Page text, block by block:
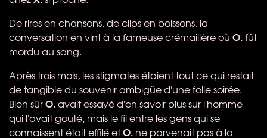
De rires en chansons, de clips en boissons, la
conversation en vint à la fameuse crémaillère où O.fût
mordu au sang.
Après trois mois, les stigmates étaient tout ce qui restait
de tangible du souvenir ambigüe d'une folle soirée.
Bien sûrO.avait essayé d'en savoir plus sur l'homme
qui l'avait gouté, mais le fil entre les gens qui se
connaissent était effilé etO. ne parvenait pas à la